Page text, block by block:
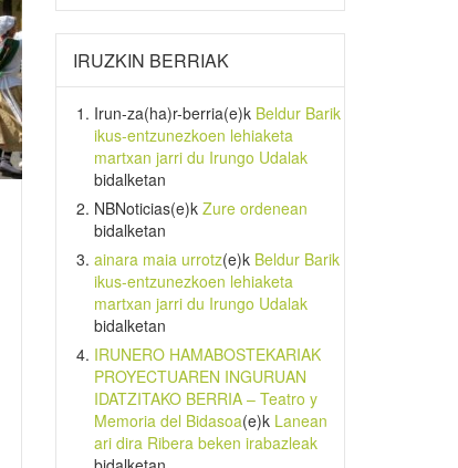
IRUZKIN BERRIAK
Irun-za(ha)r-berria(e)k Beldur Barik
ikus-entzunezkoen lehiaketa
martxan jarri du Irungo Udalak
bidalketan
NBNoticias(e)k Zure ordenean
bidalketan
ainara maia urrotz(e)k Beldur Barik
ikus-entzunezkoen lehiaketa
martxan jarri du Irungo Udalak
bidalketan
IRUNERO HAMABOSTEKARIAK
PROYECTUAREN INGURUAN
IDATZITAKO BERRIA – Teatro y
Memoria del Bidasoa(e)k Lanean
ari dira Ribera beken irabazleak